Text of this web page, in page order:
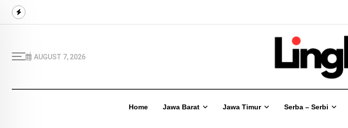
Skip
AUGUST 7, 2026
Home Jawa Barat Jawa Timur Serba – Serbi